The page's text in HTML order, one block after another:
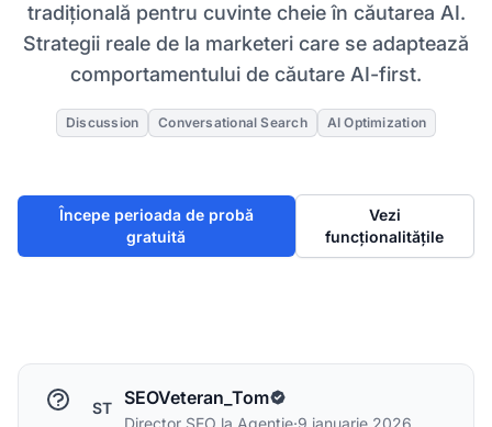
tradițională pentru cuvinte cheie în căutarea AI.
Strategii reale de la marketeri care se adaptează
comportamentului de căutare AI-first.
Discussion Conversational Search AI Optimization
Începe perioada de probă
gratuită
Vezi
funcționalitățile
ST SEOVeteran_Tom
Director SEO la Agenție·9 ianuarie 2026